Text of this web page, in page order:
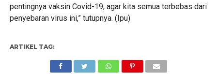
pentingnya vaksin Covid-19, agar kita semua terbebas dari
penyebaran virus ini,” tutupnya. (Ipu)
ARTIKEL TAG: